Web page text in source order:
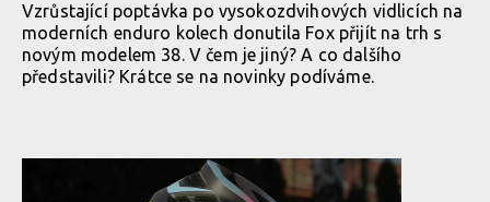
Vzrůstající poptávka po vysokozdvihových vidlicích na
moderních enduro kolech donutila Fox přijít na trh s
novým modelem 38. V čem je jiný? A co dalšího
představili? Krátce se na novinky podíváme.